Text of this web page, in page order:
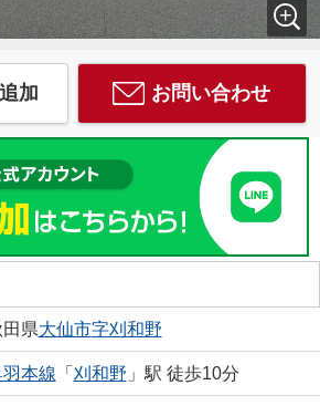
加 お問い合わせ
県大仙市字刈和野
本線 「 刈和野 」駅 徒歩10分